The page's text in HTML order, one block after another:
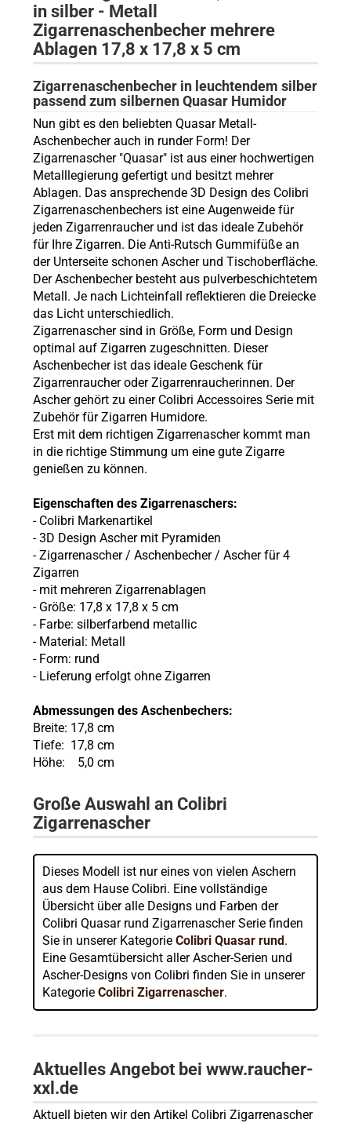
in silber - Metall
Zigarrenaschenbecher mehrere
Ablagen 17,8 x 17,8 x 5 cm
Zigarrenaschenbecher in leuchtendem silber
passend zum silbernen Quasar Humidor
Nun gibt es den beliebten Quasar Metall-
Aschenbecher auch in runder Form! Der
Zigarrenascher "Quasar" ist aus einer hochwertigen
Metalllegierung gefertigt und besitzt mehrer
Ablagen. Das ansprechende 3D Design des Colibri
Zigarrenaschenbechers ist eine Augenweide für
jeden Zigarrenraucher und ist das ideale Zubehör
für Ihre Zigarren. Die Anti-Rutsch Gummifüße an
der Unterseite schonen Ascher und Tischoberfläche.
Der Aschenbecher besteht aus pulverbeschichtetem
Metall. Je nach Lichteinfall reflektieren die Dreiecke
das Licht unterschiedlich.
Zigarrenascher sind in Größe, Form und Design
optimal auf Zigarren zugeschnitten. Dieser
Aschenbecher ist das ideale Geschenk für
Zigarrenraucher oder Zigarrenraucherinnen. Der
Ascher gehört zu einer Colibri Accessoires Serie mit
Zubehör für Zigarren Humidore.
Erst mit dem richtigen Zigarrenascher kommt man
in die richtige Stimmung um eine gute Zigarre
genießen zu können.
Eigenschaften des Zigarrenaschers:
- Colibri Markenartikel
- 3D Design Ascher mit Pyramiden
- Zigarrenascher / Aschenbecher / Ascher für 4
Zigarren
- mit mehreren Zigarrenablagen
- Größe: 17,8 x 17,8 x 5 cm
- Farbe: silberfarbend metallic
- Material: Metall
- Form: rund
- Lieferung erfolgt ohne Zigarren
Abmessungen des Aschenbechers:
Breite: 17,8 cm
Tiefe: 17,8 cm
Höhe: 5,0 cm
Große Auswahl an Colibri
Zigarrenascher
Dieses Modell ist nur eines von vielen Aschern
aus dem Hause Colibri. Eine vollständige
Übersicht über alle Designs und Farben der
Colibri Quasar rund Zigarrenascher Serie finden
Sie in unserer Kategorie Colibri Quasar rund.
Eine Gesamtübersicht aller Ascher-Serien und
Ascher-Designs von Colibri finden Sie in unserer
Kategorie Colibri Zigarrenascher.
Aktuelles Angebot bei www.raucher-
xxl.de
Aktuell bieten wir den Artikel Colibri Zigarrenascher